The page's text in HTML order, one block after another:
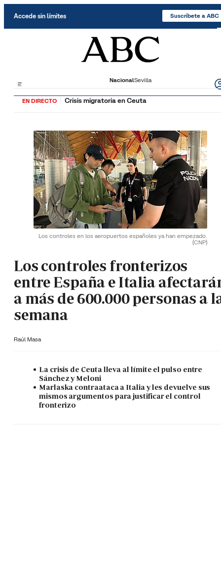
Accede sin límites Suscríbete a ABC
NacionalSevilla
EN DIRECTO Crisis migratoria en Ceuta
Los controles en los aeropuertos españoles ya han empezado.
(CNP)
Los controles fronterizos
entre España e Italia
a más de 600.000 personas a
semana
Raúl Masa
La crisis de Ceuta lleva al límite el pulso entre
Sánchez y Meloni
Marlaska contraataca a Italia y les devuelve sus
mismos argumentos para justificar el control
fronterizo